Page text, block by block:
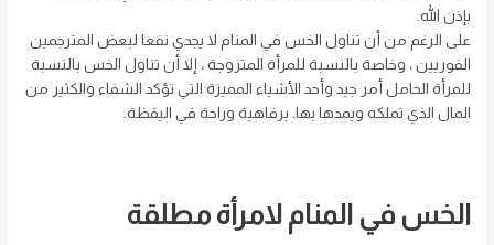
بإذن الله.
على الرغم من أن تناول الخس في المنام لا يجدي نفعا لبعض المترجمين
الفوريين ، وخاصة بالنسبة للمرأة المتزوجة ، إلا أن تناول الخس بالنسبة
للمرأة الحامل أمر جيد وأحد الأشياء المميزة التي تؤكد الشفاء والكثير من
المال الذي تملكه ويمدها بها. برفاهية وراحة في اليقظة.
الخس في المنام لامرأة مطلقة